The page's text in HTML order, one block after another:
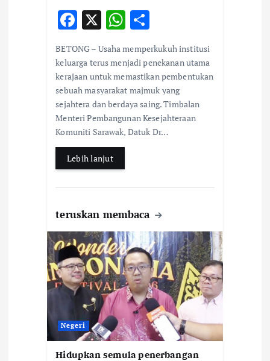
F
ac
e
b
o
o
k
X W
at
s
A
p
p
h
ar
e
BETONG – Usaha memperkukuh institusi
keluarga terus menjadi penekanan utama
kerajaan untuk memastikan pembentukan
sebuah masyarakat majmuk yang
sejahtera dan berdaya saing. Timbalan
Menteri Pembangunan Kesejahteraan
Komuniti Sarawak, Datuk Dr…
Lebih lanjut
teruskan membaca
Negeri
Hidupkan semula penerbangan